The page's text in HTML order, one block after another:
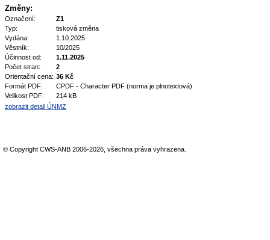
Změny:
Označení:
Z1
Typ:
tisková změna
Vydána:
1.10.2025
Věstník:
10/2025
Účinnost od:
1.11.2025
Počet stran:
2
Orientační cena: 36 Kč
Formát PDF:
CPDF - Character PDF (norma je plnotextová)
Velikost PDF:
214 kB
zobrazit detail ÚNMZ
© Copyright CWS-ANB 2006-2026, všechna práva vyhrazena.